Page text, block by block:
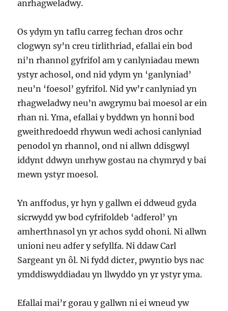
anrhagweladwy.
Os ydym yn taflu carreg fechan dros ochr
clogwyn sy’n creu tirlithriad, efallai ein bod
ni’n rhannol gyfrifol am y canlyniadau mewn
ystyr achosol, ond nid ydym yn ‘ganlyniad’
neu’n ‘foesol’ gyfrifol. Nid yw’r canlyniad yn
rhagweladwy neu’n awgrymu bai moesol ar ein
rhan ni. Yma, efallai y byddwn yn honni bod
gweithredoedd rhywun wedi achosi canlyniad
penodol yn rhannol, ond ni allwn ddisgwyl
iddynt ddwyn unrhyw gostau na chymryd y bai
mewn ystyr moesol.
Yn anffodus, yr hyn y gallwn ei ddweud gyda
sicrwydd yw bod cyfrifoldeb ‘adferol’ yn
amherthnasol yn yr achos sydd ohoni. Ni allwn
unioni neu adfer y sefyllfa. Ni ddaw Carl
Sargeant yn ôl. Ni fydd dicter, pwyntio bys nac
ymddiswyddiadau yn llwyddo yn yr ystyr yma.
Efallai mai’r gorau y gallwn ni ei wneud yw